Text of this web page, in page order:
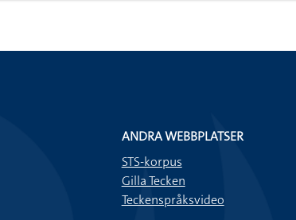
ANDRA WEBBPLATSER
STS-korpus
Gilla Tecken
Teckenspråksvideo